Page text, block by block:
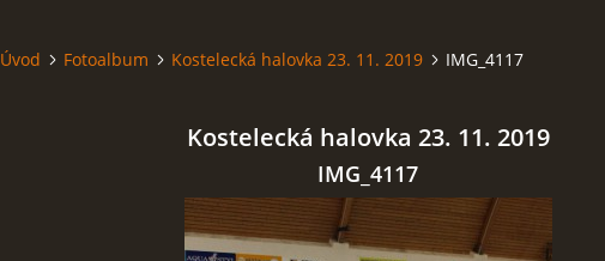
Úvod Fotoalbum Kostelecká halovka 23. 11. 2019 IMG_4117
Kostelecká halovka 23. 11. 2019
IMG_4117